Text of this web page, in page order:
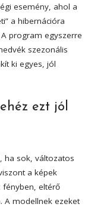
esemény, ahol a
a hibernációra
program egyszerre
szezonális
ki egyes, jól
ezt jól
ha sok, változatos
a képek
fényben, eltérő
A modellnek ezeket